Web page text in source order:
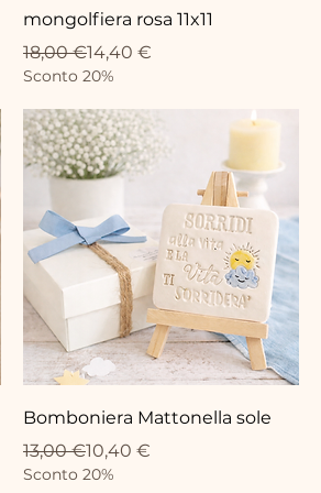
mongolfiera rosa 11x11
Prix original
18,00 €
Prix promotionnel
14,40 €
Sconto 20%
Bomboniera Mattonella sole
Prix original
13,00 €
Prix promotionnel
10,40 €
Sconto 20%